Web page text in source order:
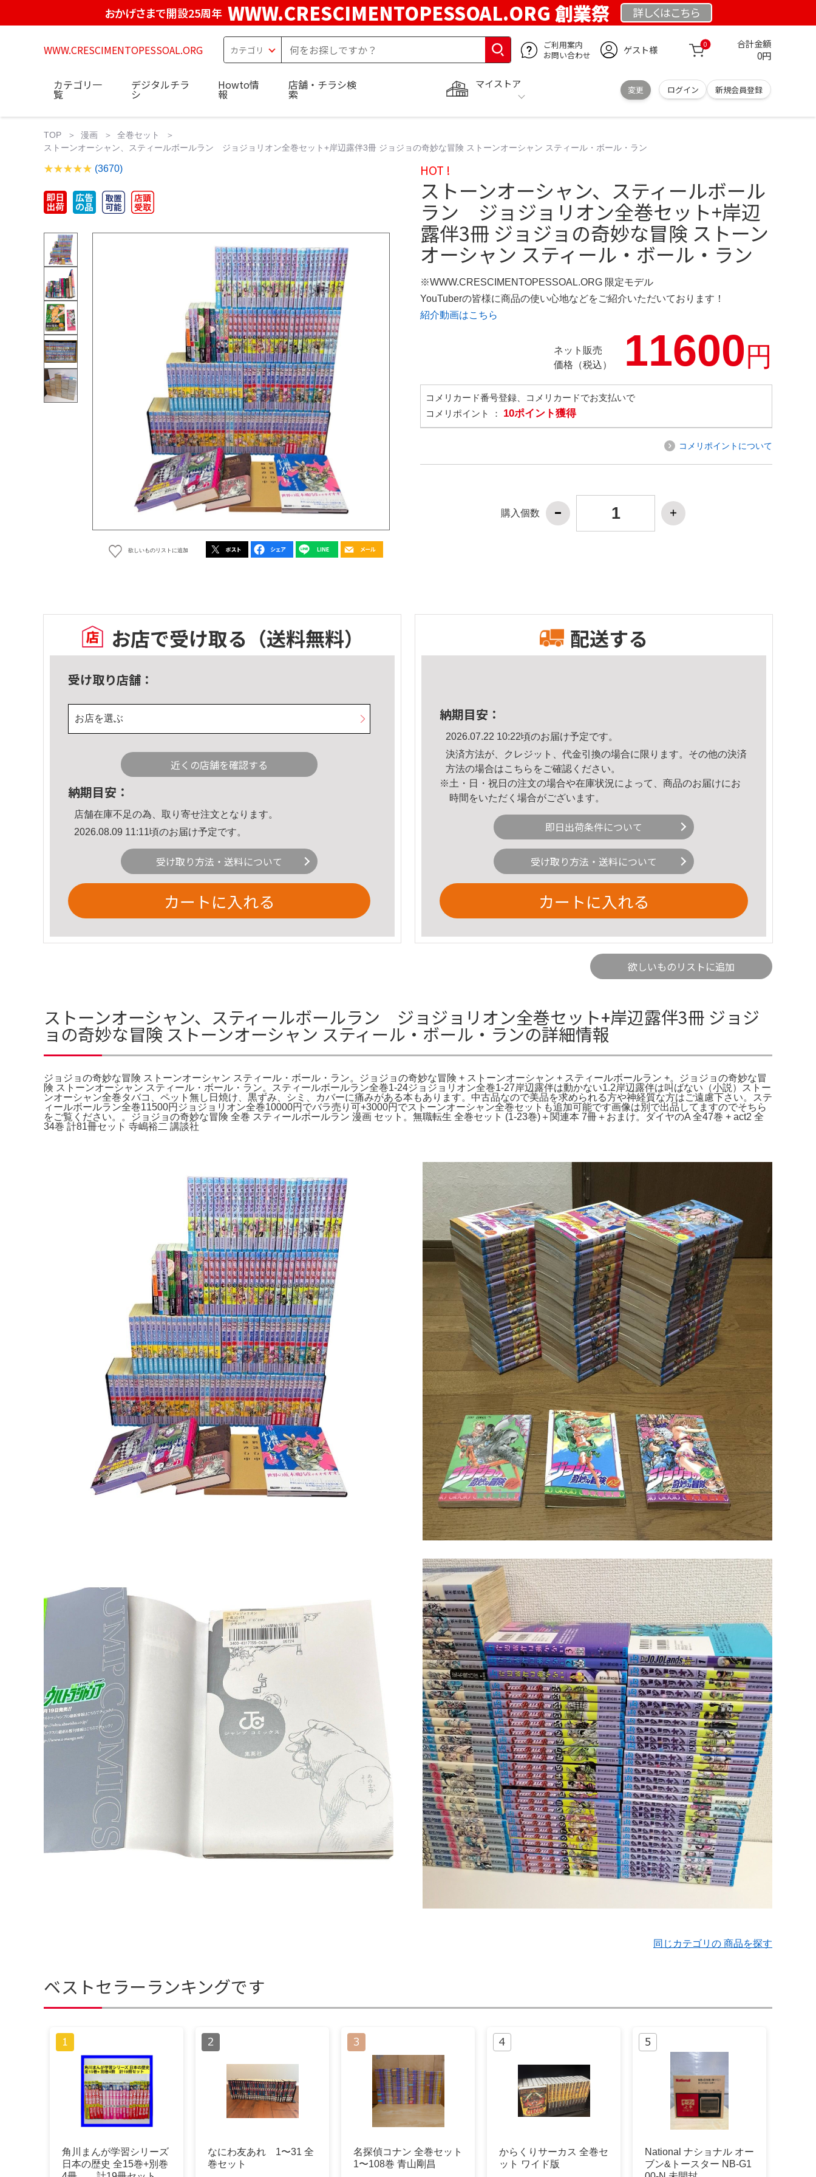
おかげさまで開設25周年 WWW.CRESCIMENTOPESSOAL.ORG 創業祭 詳しくはこちら
WWW.CRESCIMENTOPESSOAL.ORG
ご利用案内
お問い合わせ
ゲスト様 0 合計金額
0円
マイストア
変更 ログイン 新規会員登録
カテゴリ一
覧
デジタルチラ
シ
Howto情
報
店舗・チラシ検
索
TOP 漫画
全巻セット
ストーンオーシャン、スティールボールラン ジョジョリオン全巻セット+岸辺露伴3冊 ジョジョの奇妙な冒険 ストーンオーシャン スティール・ボール・ラン
(3670)
欲しいものリストに追加
HOT !
ストーンオーシャン、スティールボール
ラン ジョジョリオン全巻セット+岸辺
露伴3冊 ジョジョの奇妙な冒険 ストーン
オーシャン スティール・ボール・ラン
※WWW.CRESCIMENTOPESSOAL.ORG 限定モデル
YouTuberの皆様に商品の使い心地などをご紹介いただいております！
紹介動画はこちら
ネット販売
価格（税込）
11600円
コメリカード番号登録、コメリカードでお支払いで
コメリポイント ： 10ポイント獲得
コメリポイントについて
購入個数
お店で受け取る （送料無料）
受け取り店舗：
お店を選ぶ
近くの店舗を確認する
納期目安：
店舗在庫不足の為、取り寄せ注文となります。
2026.08.09 11:11頃のお届け予定です。
受け取り方法・送料について
カートに入れる
配送する
納期目安：
2026.07.22 10:22頃のお届け予定です。
決済方法が、クレジット、代金引換の場合に限ります。その他の決済
方法の場合はこちら をご確認ください。
※土・日・祝日の注文の場合や在庫状況によって、商品のお届けにお
時間をいただく場合がございます。
即日出荷条件について
受け取り方法・送料について
カートに入れる
欲しいものリストに追加
ストーンオーシャン、スティールボールラン ジョジョリオン全巻セット+岸辺露伴3冊 ジョジ
ョの奇妙な冒険 ストーンオーシャン スティール・ボール・ランの詳細情報
ジョジョの奇妙な冒険 ストーンオーシャン スティール・ボール・ラン。ジョジョの奇妙な冒険 + ストーンオーシャン + スティールボールラン +。ジョジョの奇妙な冒
険 ストーンオーシャン スティール・ボール・ラン。スティールボールラン全巻1-24ジョジョリオン全巻1-27岸辺露伴は動かない1.2岸辺露伴は叫ばない（小説）ストー
ンオーシャン全巻タバコ、ペット無し日焼け、黒ずみ、シミ、カバーに痛みがある本もあります。中古品なので美品を求められる方や神経質な方はご遠慮下さい。ステ
ィールボールラン全巻11500円ジョジョリオン全巻10000円でバラ売り可+3000円でストーンオーシャン全巻セットも追加可能です画像は別で出品してますのでそちら
をご覧ください。。ジョジョの奇妙な冒険 全巻 スティールボールラン 漫画 セット。無職転生 全巻セット (1-23巻)＋関連本 7冊＋おまけ。ダイヤのA 全47巻 + act2 全
34巻 計81冊セット 寺嶋裕二 講談社
同じカテゴリの 商品を探す
ベストセラーランキングです
角川まんが学習シリーズ
日本の歴史 全15巻+別巻
なにわ友あれ 1〜31 全
巻セット
名探偵コナン 全巻セット
1〜108巻 青山剛昌
からくりサーカス 全巻セ
ット ワイド版
National ナショナル オー
ブン&トースター NB-G1